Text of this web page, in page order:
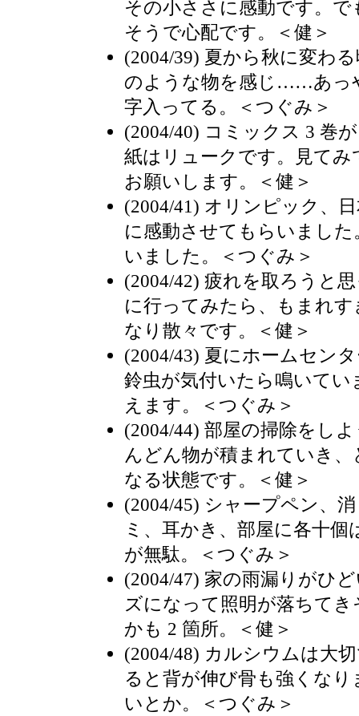
その小ささに感動です。
そうで心配です。＜健＞
(2004/39) 夏から秋に変わ
のような物を感じ……あっ
字入ってる。＜つぐみ＞
(2004/40) コミックス 3 巻
紙はリュークです。見て
お願いします。＜健＞
(2004/41) オリンピック、
に感動させてもらいまし
いました。＜つぐみ＞
(2004/42) 疲れを取ろうと
に行ってみたら、もまれ
なり散々です。＜健＞
(2004/43) 夏にホームセン
鈴虫が気付いたら鳴いて
えます。＜つぐみ＞
(2004/44) 部屋の掃除をし
んどん物が積まれていき
なる状態です。＜健＞
(2004/45) シャープペン、
ミ、耳かき、部屋に各十
が無駄。＜つぐみ＞
(2004/47) 家の雨漏りがひ
ズになって照明が落ちて
かも 2 箇所。＜健＞
(2004/48) カルシウムは大
ると背が伸び骨も強くな
いとか。＜つぐみ＞